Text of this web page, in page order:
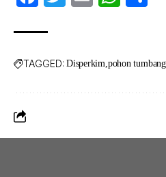
TAGGED: Disperkim pohon tumbang